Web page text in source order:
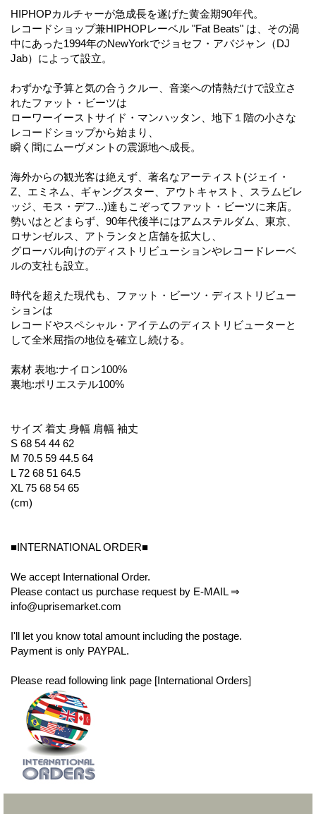
HIPHOPカルチャーが急成長を遂げた黄金期90年代。
レコードショップ兼HIPHOPレーベル "Fat Beats" は、その渦
中にあった1994年のNewYorkでジョセフ・アバジャン（DJ
Jab）によって設立。
わずかな予算と気の合うクルー、音楽への情熱だけで設立さ
れたファット・ビーツは
ローワーイーストサイド・マンハッタン、地下１階の小さな
レコードショップから始まり、
瞬く間にムーヴメントの震源地へ成長。
海外からの観光客は絶えず、著名なアーティスト(ジェイ・
Z、エミネム、ギャングスター、アウトキャスト、スラムビレ
ッジ、モス・デフ...)達もこぞってファット・ビーツに来店。
勢いはとどまらず、90年代後半にはアムステルダム、東京、
ロサンゼルス、アトランタと店舗を拡大し、
グローバル向けのディストリビューションやレコードレーベ
ルの支社も設立。
時代を超えた現代も、ファット・ビーツ・ディストリビュー
ションは
レコードやスペシャル・アイテムのディストリビューターと
して全米屈指の地位を確立し続ける。
素材 表地:ナイロン100%
裏地:ポリエステル100%
サイズ 着丈 身幅 肩幅 袖丈
S 68 54 44 62
M 70.5 59 44.5 64
L 72 68 51 64.5
XL 75 68 54 65
(cm)
■INTERNATIONAL ORDER■
We accept International Order.
Please contact us purchase request by E-MAIL ⇒
info@uprisemarket.com
I'll let you know total amount including the postage.
Payment is only PAYPAL.
Please read following link page [International Orders]